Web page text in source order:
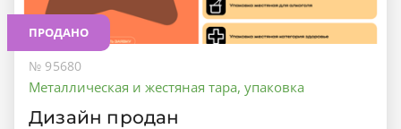
ПРОДАНО
№ 95680
Металлическая и жестяная тара, упаковка
Дизайн продан